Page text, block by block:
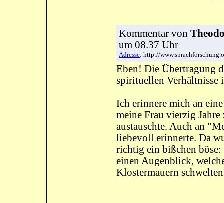
Kommentar von
um 08.37 Uhr
Adresse: http://
Eben! Die Übertragung
spirituellen Verhältnisse
Ich erinnere mich an
meine Frau vierzig
austauschte. Auch an
liebevoll erinnerte. Da
richtig ein bißchen
einen Augenblick,
Klostermauern